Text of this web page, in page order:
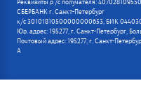
Реквизиты р /с получателя:
СБЕРБАНК г. Санкт-Петербург
к/с 30101810500000000653, БИК
Юр. адрес: 195277, г. Санкт-Петербург,
Почтовый адрес: 195277, г. Санкт-
А